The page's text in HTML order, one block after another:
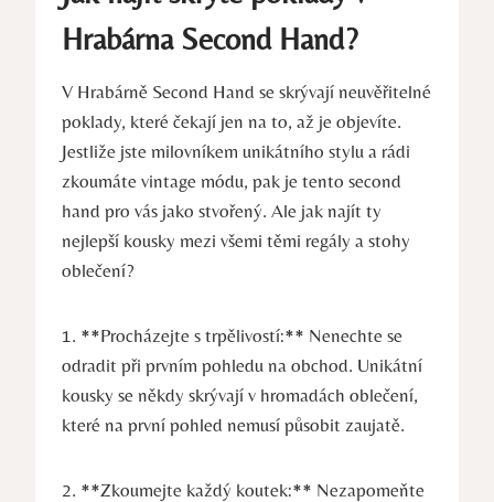
Hrabárna Second Hand?
V Hrabárně Second Hand se skrývají neuvěřitelné
poklady, které čekají jen na to, až je objevíte.
Jestliže jste milovníkem unikátního stylu a rádi
zkoumáte vintage módu, pak je tento second
hand pro vás jako stvořený. Ale jak najít ty
nejlepší kousky mezi všemi těmi regály a stohy
oblečení?
1. **Procházejte s trpělivostí:** Nenechte se
odradit při prvním pohledu na obchod. Unikátní
kousky se někdy skrývají v hromadách oblečení,
které na první pohled nemusí působit zaujatě.
2. **Zkoumejte každý koutek:** Nezapomeňte